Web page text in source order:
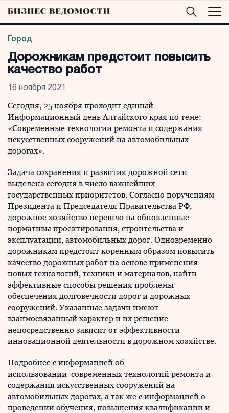
Город
Дорожникам предстоит повысить
качество работ
16 ноября 2021
Сегодня, 25 ноября проходит единый
Информационный день Алтайского края по теме:
«Современные технологии ремонта и содержания
искусственных сооружений на автомобильных
дорогах».
Задача сохранения и развития дорожной сети
выделена сегодня в число важнейших
государственных приоритетов. Согласно поручениям
Президента и Председателя Правительства РФ,
дорожное хозяйство перешло на обновленные
нормативы проектирования, строительства и
эксплуатации, автомобильных дорог. Одновременно
дорожникам предстоит коренным образом повысить
качество дорожных работ на основе применения
новых технологий, техники и материалов, найти
эффективные способы решения проблемы
обеспечения долговечности дорог и дорожных
сооружений. Указанные задачи имеют
взаимосвязанный характер и их решение
непосредственно зависит от эффективности
инновационной деятельности в дорожном хозяйстве.
Подробнее с информацией об
использовании современных технологий ремонта и
содержания искусственных сооружений на
автомобильных дорогах, а так же с информацией о
проведении обучения, повышения квалификации и